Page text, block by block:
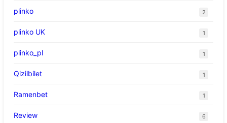
plinko 2
plinko UK 1
plinko_pl 1
Qizilbilet 1
Ramenbet 1
Review 6